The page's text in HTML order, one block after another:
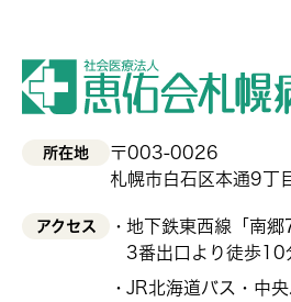
所在地
〒003-0026
札幌市白石区本通9丁
アクセス
地下鉄東西線「南郷
3番出口より徒歩10
JR北海道バス・中